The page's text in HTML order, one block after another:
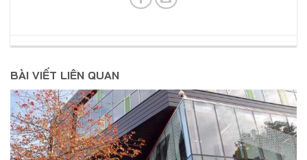
BÀI VIẾT LIÊN QUAN